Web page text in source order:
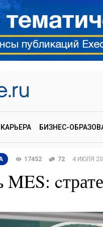
КАРЬЕРА БИЗНЕС-
17452 72 4 ИЮЛЯ
MES: